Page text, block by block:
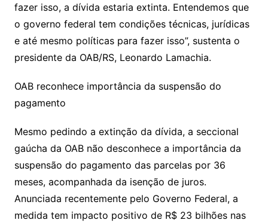
fazer isso, a dívida estaria extinta. Entendemos que
o governo federal tem condições técnicas, jurídicas
e até mesmo políticas para fazer isso”, sustenta o
presidente da OAB/RS, Leonardo Lamachia.
OAB reconhece importância da suspensão do
pagamento
Mesmo pedindo a extinção da dívida, a seccional
gaúcha da OAB não desconhece a importância da
suspensão do pagamento das parcelas por 36
meses, acompanhada da isenção de juros.
Anunciada recentemente pelo Governo Federal, a
medida tem impacto positivo de R$ 23 bilhões nas